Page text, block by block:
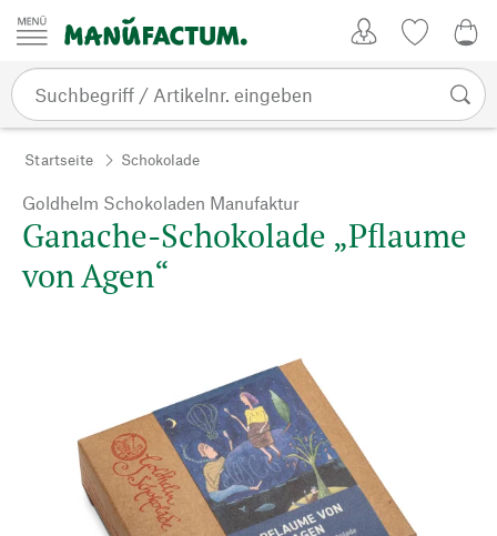
Zum Inhalt springen
Startseite Schokolade
Goldhelm Schokoladen Manufaktur
Ganache-Schokolade „Pflaume
von Agen“